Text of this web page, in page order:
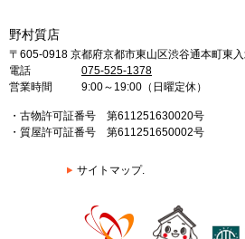
野村質店
〒605-0918 京都府京都市東山区渋谷通本町東
電話
075-525-1378
営業時間
9:00～19:00（日曜定休）
・古物許可証番号 第611251630020号
・質屋許可証番号 第611251650002号
サイトマップ.